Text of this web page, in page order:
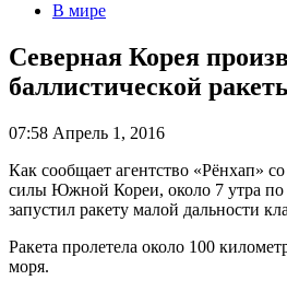
В мире
Северная Корея
баллистической
07:58 Апрель 1, 2016
Как сообщает агентство «Рёнхап»
силы Южной Кореи, около 7 утра
запустил ракету малой дальности
Ракета пролетела около 100
моря.